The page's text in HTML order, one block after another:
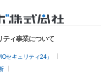
ティ事業について
セキュリティ24」